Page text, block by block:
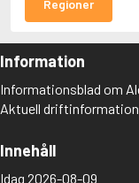
Regioner
Information
Informationsblad om
Aktuell driftinformation
Innehåll
Idag 2026-08-09